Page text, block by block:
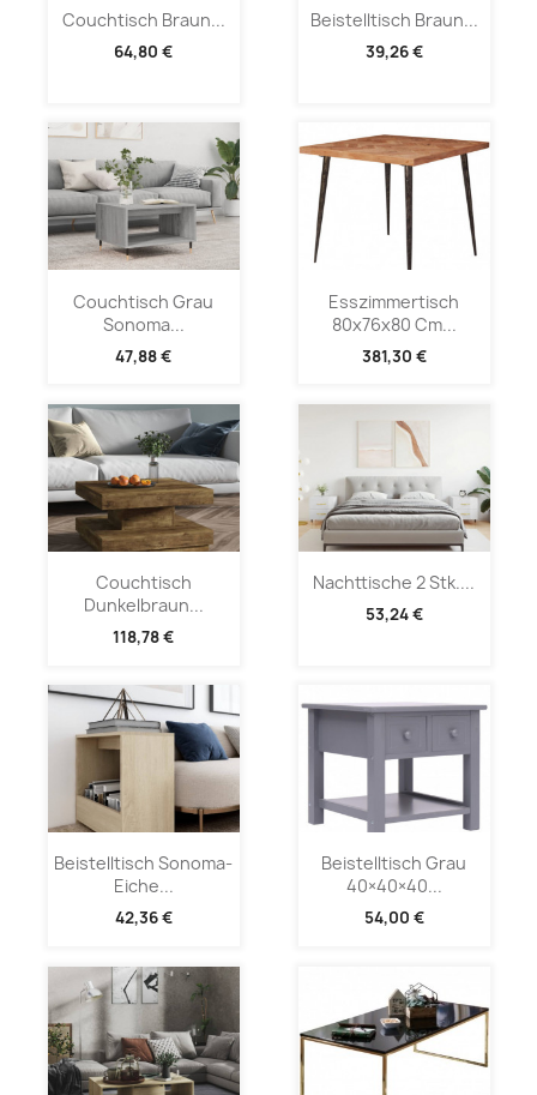
Couchtisch Braun...
64,80 €
Beistelltisch Braun...
39,26 €
Couchtisch Grau
Sonoma...
47,88 €
Esszimmertisch
80x76x80 Cm...
381,30 €
Couchtisch
Dunkelbraun...
118,78 €
Nachttische 2 Stk....
53,24 €
Beistelltisch Sonoma-
Eiche...
42,36 €
Beistelltisch Grau
40×40×40...
54,00 €